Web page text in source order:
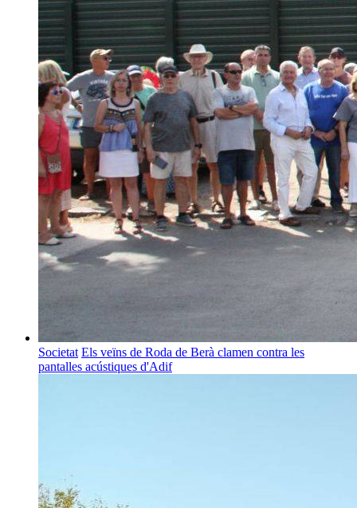
Societat Els veïns de Roda de Berà clamen contra les
pantalles acústiques d'Adif